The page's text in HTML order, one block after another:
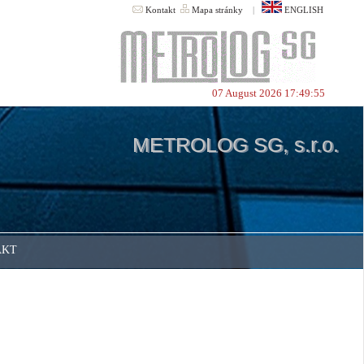
Kontakt Mapa stránky | ENGLISH
07 August 2026 17:49:55
METROLOG SG, s.r.o.